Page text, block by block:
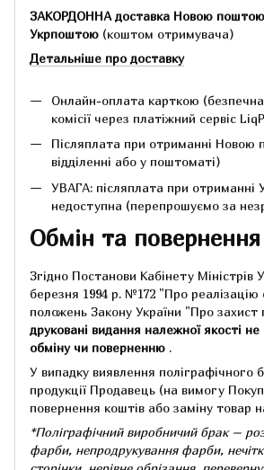
ЗАКОРДОННА доставка Новою
Укрпоштою (коштом отримувача)
Детальніше про доставку
Онлайн-оплата карткою
комісії через платіжний сервіс
Післяплата при отриманні Новою
відділенні або у поштоматі)
УВАГА: післяплата при отриманні
недоступна (перепрошуємо за
Обмін та
Згідно Постанови Кабінету Міністрів
березня 1994 р. №172 "Про реалізацію
положень Закону України "Про захист
друковані видання належної якості
обміну чи поверненню .
У випадку виявлення поліграфічного
продукції Продавець (на вимогу
повернення коштів або заміну товар
*Поліграфічний виробничий брак –
фарби, непродрукування фарби,